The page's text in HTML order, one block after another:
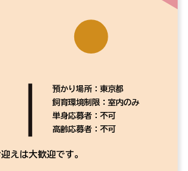
預かり場所：東京都
飼育環境制限：室内のみ
単身応募者：不可
高齢応募者：不可
えは大歓迎です。